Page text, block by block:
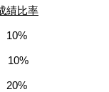
績比率